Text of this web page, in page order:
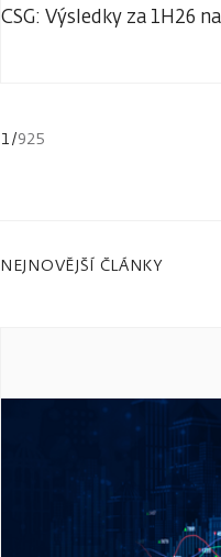
CSG: Výsledky za 1H26
1/925
NEJNOVĚJŠÍ ČLÁNKY